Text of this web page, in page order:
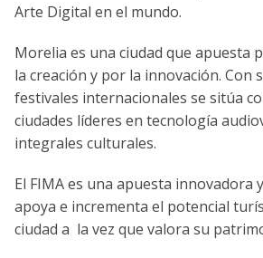
Arte Digital en el mundo.
Morelia es una ciudad que apuesta
la creación y por la innovación. Con
festivales internacionales se sitúa
ciudades líderes en tecnología
integrales culturales.
El FIMA es una apuesta innovadora
apoya e incrementa el potencial
ciudad a la vez que valora su